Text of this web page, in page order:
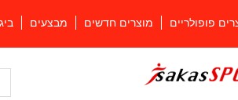
פופולריים מוצרים חדשים מבצעים